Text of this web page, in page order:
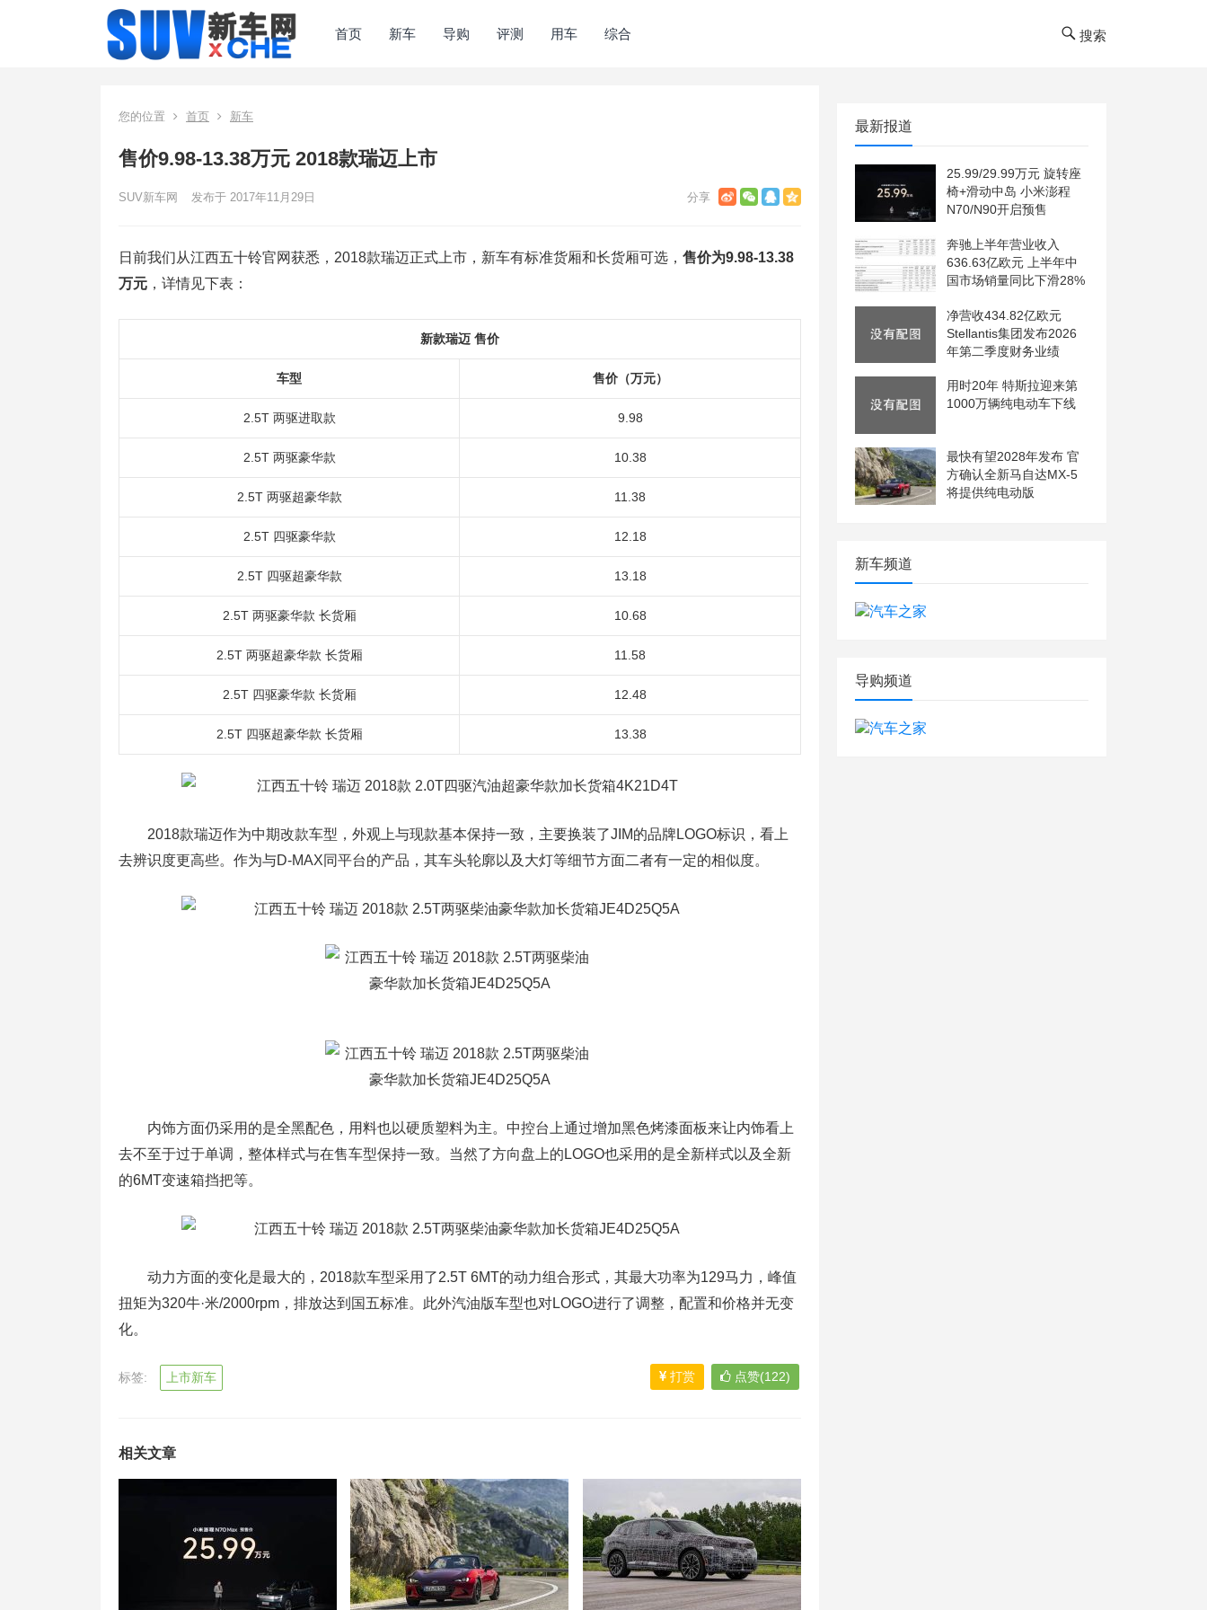
首页 新车 导购 评测 用车 综合 搜索
您的位置 首页 新车
售价9.98-13.38万元 2018款瑞迈上市
SUV新车网 发布于 2017年11月29日
日前我们从江西五十铃官网获悉，2018款瑞迈正式上市，新车有标准货厢和长货厢可选， 售价为9.98-13.38
万元 ，详情见下表：
新款瑞迈 售价
车型 售价（万元）
2.5T 两驱进取款 9.98
2.5T 两驱豪华款 10.38
2.5T 两驱超豪华款 11.38
2.5T 四驱豪华款 12.18
2.5T 四驱超豪华款 13.18
2.5T 两驱豪华款 长货厢 10.68
2.5T 两驱超豪华款 长货厢 11.58
2.5T 四驱豪华款 长货厢 12.48
2.5T 四驱超豪华款 长货厢 13.38
2018款瑞迈作为中期改款车型，外观上与现款基本保持一致，主要换装了JIM的品牌LOGO标识，看上
去辨识度更高些。作为与D-MAX同平台的产品，其车头轮廓以及大灯等细节方面二者有一定的相似度。
内饰方面仍采用的是全黑配色，用料也以硬质塑料为主。中控台上通过增加黑色烤漆面板来让内饰看上
去不至于过于单调，整体样式与在售车型保持一致。当然了方向盘上的LOGO也采用的是全新样式以及全新
的6MT变速箱挡把等。
动力方面的变化是最大的，2018款车型采用了2.5T 6MT的动力组合形式，其最大功率为129马力，峰值
扭矩为320牛·米/2000rpm，排放达到国五标准。此外汽油版车型也对LOGO进行了调整，配置和价格并无变
化。
标签: 上市新车 打赏 点赞(122)
相关文章
最新报道
25.99/29.99万元 旋转座
椅+滑动中岛 小米澎程
N70/N90开启预售
奔驰上半年营业收入
636.63亿欧元 上半年中
国市场销量同比下滑28%
净营收434.82亿欧元
Stellantis集团发布2026
年第二季度财务业绩
用时20年 特斯拉迎来第
1000万辆纯电动车下线
最快有望2028年发布 官
方确认全新马自达MX-5
将提供纯电动版
新车频道
导购频道